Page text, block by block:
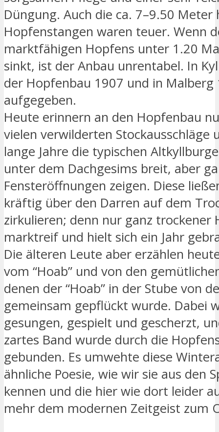
Düngung. Auch die ca. 7–9.50 Meter
Hopfenstangen waren teuer. Wenn
marktfähigen Hopfens unter 1.20
sinkt, ist der Anbau unrentabel. In
der Hopfenbau 1907 und in Malberg
aufgegeben.
Heute erinnern an den Hopfenbau
vielen verwilderten Stockausschläge
lange Jahre die typischen
unter dem Dachgesims breit, aber
Fensteröffnungen zeigen. Diese
kräftig über den Darren auf dem
zirkulieren; denn nur ganz trockener
marktreif und hielt sich ein Jahr
Die älteren Leute aber erzählen
vom “Hoab” und von den
denen der “Hoab” in der Stube von
gemeinsam gepflückt wurde. Dabei
gesungen, gespielt und gescherzt,
zartes Band wurde durch die
gebunden. Es umwehte diese
ähnliche Poesie, wie wir sie aus den
kennen und die hier wie dort leider
mehr dem modernen Zeitgeist zum